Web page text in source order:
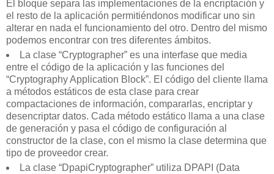
El bloque separa las implementaciones de la encriptación y
el resto de la aplicación permitiéndonos modificar uno sin
alterar en nada el funcionamiento del otro. Dentro del mismo
podemos encontrar con tres diferentes ámbitos.
La clase “Cryptographer” es una interfase que media
entre el código de la aplicación y las funciones del
“Cryptography Application Block”. El código del cliente llama
a métodos estáticos de esta clase para crear
compactaciones de información, compararlas, encriptar y
desencriptar datos. Cada método estático llama a una clase
de generación y pasa el código de configuración al
constructor de la clase, con el mismo la clase determina que
tipo de proveedor crear.
La clase “DpapiCryptographer” utiliza DPAPI (Data